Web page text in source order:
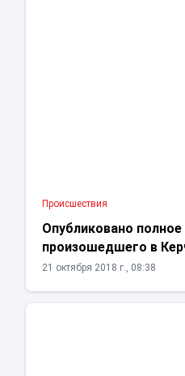
Проиcшествия
Опубликовано
произошедшего в
21 октября 2018 г., 08:38